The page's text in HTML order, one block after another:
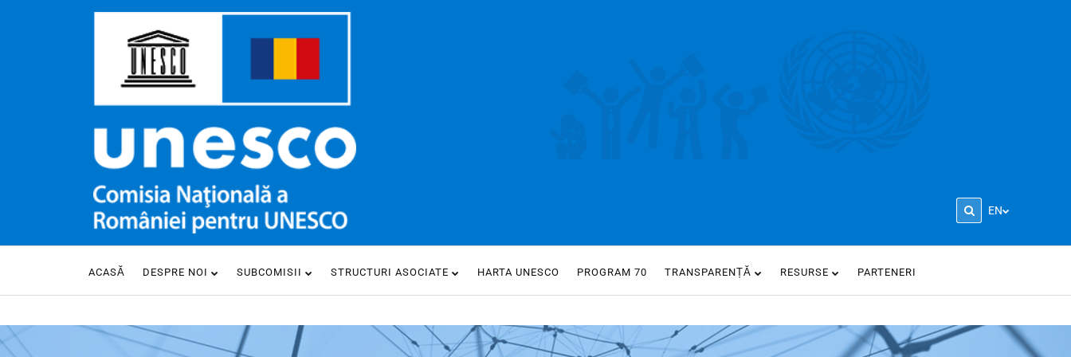
EN
ACASĂ DESPRE NOI SUBCOMISII STRUCTURI ASOCIATE HARTA UNESCO PROGRAM 70 TRANSPARENȚĂ RESURSE PARTENERI